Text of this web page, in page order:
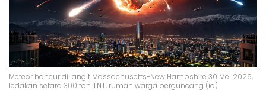
Meteor hancur di langit Massachusetts-New Hampshire 30 Mei 2026,
ledakan setara 300 ton TNT, rumah warga berguncang (io)